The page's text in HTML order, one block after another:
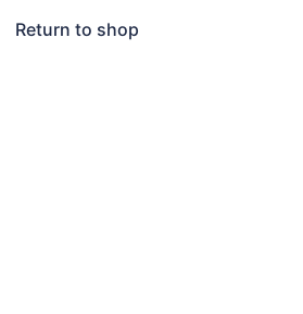
Return to shop